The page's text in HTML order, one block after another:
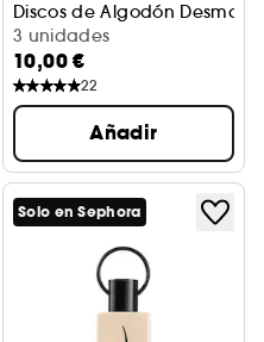
Discos de Algodón
3 unidades
10,00 €
22
Añadir
Solo en Sephora